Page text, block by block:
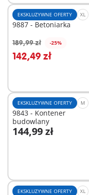
EKSKLUZYWNE OFERTY XL
9887 - Betoniarka
189,99 zł -25%
142,49 zł
Dodaj do koszyka
EKSKLUZYWNE OFERTY M
9843 - Kontener
budowlany
144,99 zł
Dodaj do koszyka
EKSKLUZYWNE OFERTY XL